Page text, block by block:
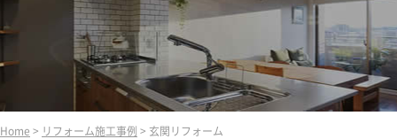
Home > リフォーム施工事例 > 玄関リフォーム